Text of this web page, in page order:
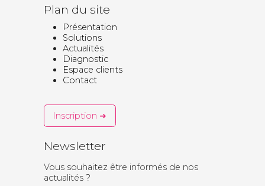
Plan du site
Présentation
Solutions
Actualités
Diagnostic
Espace clients
Contact
Inscription ➜
Newsletter
Vous souhaitez être informés de nos
actualités ?